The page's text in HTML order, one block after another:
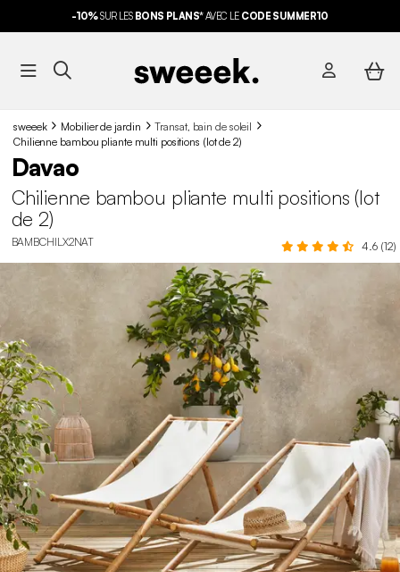
-10%SUR LES BONS PLANS*AVEC LE CODE SUMMER10
sweeek Mobilier de jardin
Transat, bain de soleil
Chilienne bambou pliante multi positions (lot de 2)
Davao
Chilienne bambou pliante multi positions (lot
de 2)
BAMBCHILX2NAT 4.6 (12)